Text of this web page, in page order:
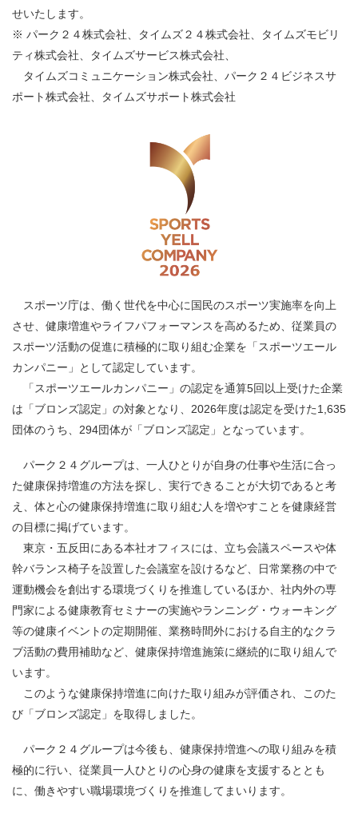
せいたします。
※ パーク２４株式会社、タイムズ２４株式会社、タイムズモビリ
ティ株式会社、タイムズサービス株式会社、
タイムズコミュニケーション株式会社、パーク２４ビジネスサ
ポート株式会社、タイムズサポート株式会社
スポーツ庁は、働く世代を中心に国民のスポーツ実施率を向上
させ、健康増進やライフパフォーマンスを高めるため、従業員の
スポーツ活動の促進に積極的に取り組む企業を「スポーツエール
カンパニー」として認定しています。
「スポーツエールカンパニー」の認定を通算5回以上受けた企業
は「ブロンズ認定」の対象となり、 2026年度は認定を受けた1,635
団体のうち、 294団体が「ブロンズ認定」となっています。
パーク２４グループは、一人ひとりが自身の仕事や生活に合っ
た健康保持増進の方法を探し、実行できることが大切であると考
え、体と心の健康保持増進に取り組む人を増やすことを健康経営
の目標に掲げています。
東京・五反田にある本社オフィスには、立ち会議スペースや体
幹バランス椅子を設置した会議室を設けるなど、日常業務の中で
運動機会を創出する環境づくりを推進しているほか、社内外の専
門家による健康教育セミナーの実施やランニング・ウォーキング
等の健康イベントの定期開催、業務時間外における自主的なクラ
ブ活動の費用補助など、健康保持増進施策に継続的に取り組んで
います。
このような健康保持増進に向けた取り組みが評価され、このた
び「ブロンズ認定」を取得しました。
パーク２４グループは今後も、健康保持増進への取り組みを積
極的に行い、従業員一人ひとりの心身の健康を支援するととも
に、働きやすい職場環境づくりを推進してまいります。